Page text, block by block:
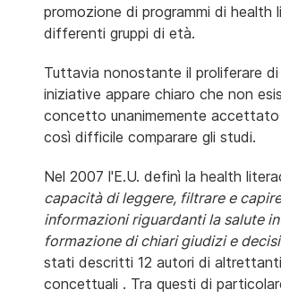
promozione di programmi di health
differenti gruppi di età.
Tuttavia nonostante il proliferare di
iniziative appare chiaro che non
concetto unanimemente accettato
così difficile comparare gli studi.
Nel 2007 l'E.U. definì la health
capacità di leggere, filtrare e capire
informazioni riguardanti la salute
formazione di chiari giudizi e
stati descritti 12 autori di
concettuali . Tra questi di